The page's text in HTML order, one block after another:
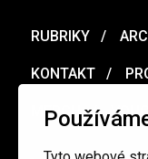
RUBRIKY
KONTAKT
MERCH